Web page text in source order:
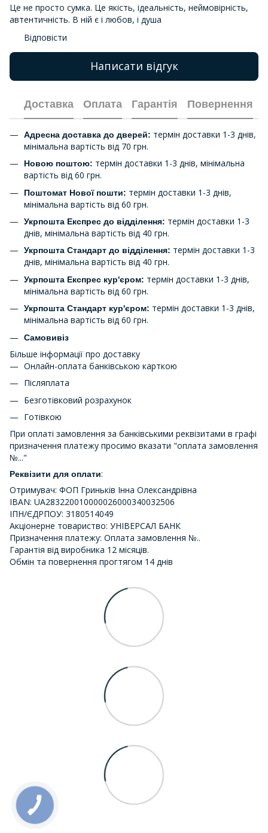
Це не просто сумка. Це якість, ідеальність, неймовірність,
автентичність. В ній є і любов, і душа
Відповісти
Написати відгук
Доставка Оплата Гарантія Повернення
Адресна доставка до дверей: термін доставки 1-3 днів,
мінімальна вартість від 70 грн.
Новою поштою: термін доставки 1-3 днів, мінімальна
вартість від 60 грн.
Поштомат Нової пошти: термін доставки 1-3 днів,
мінімальна вартість від 60 грн.
Укрпошта Експрес до відділення: термін доставки 1-3
днів, мінімальна вартість від 40 грн.
Укрпошта Стандарт до відділення: термін доставки 1-3
днів, мінімальна вартість від 40 грн.
Укрпошта Експрес кур'єром: термін доставки 1-3 днів,
мінімальна вартість від 60 грн.
Укрпошта Стандарт кур'єром: термін доставки 1-3 днів,
мінімальна вартість від 60 грн.
Самовивіз
Більше інформації про доставку
Онлайн-оплата банківською карткою
Післяплата
Безготівковий розрахунок
Готівкою
При оплаті замовлення за банківськими реквізитами в графі
призначення платежу просимо вказати "оплата замовлення
№..."
Реквізити для оплати:
Отримувач: ФОП Гриньків Інна Олександрівна
IBAN: UA283220010000026000340032506
ІПН/ЄДРПОУ: 3180514049
Акціонерне товариство: УНІВЕРСАЛ БАНК
Призначення платежу: Оплата замовлення №..
Гарантія від виробника 12 місяців.
Обмін та повернення прогтягом 14 днів